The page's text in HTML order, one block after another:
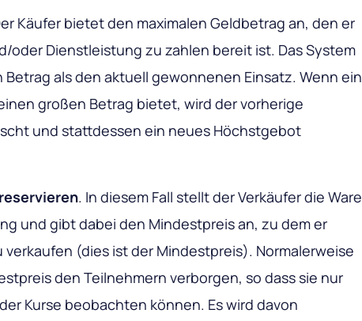
Käufer bietet den maximalen Geldbetrag an, den er
oder Dienstleistung zu zahlen bereit ist. Das System
als den aktuell gewonnenen Einsatz. Wenn ein
großen Betrag bietet, wird der vorherige
und stattdessen ein neues Höchstgebot
. In diesem Fall stellt der Verkäufer die Ware
und gibt dabei den Mindestpreis an, zu dem er
verkaufen (dies ist der Mindestpreis). Normalerweise
den Teilnehmern verborgen, so dass sie nur
Kurse beobachten können. Es wird davon